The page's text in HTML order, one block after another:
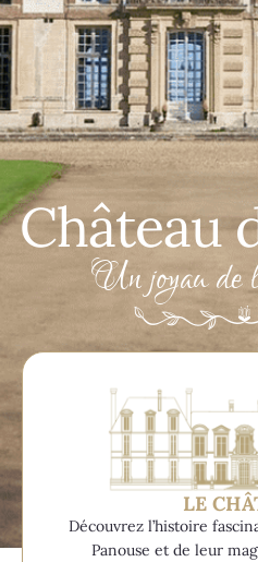
Château
Un joyau de
LE
Découvrez l’histoire
Panouse et de leur